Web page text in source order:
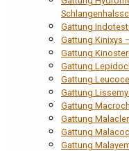
Gattung
Gattung Kinixys
Gattung
Gattung
Gattung
Gattung
Gattung
Gattung
Gattung
Gattung